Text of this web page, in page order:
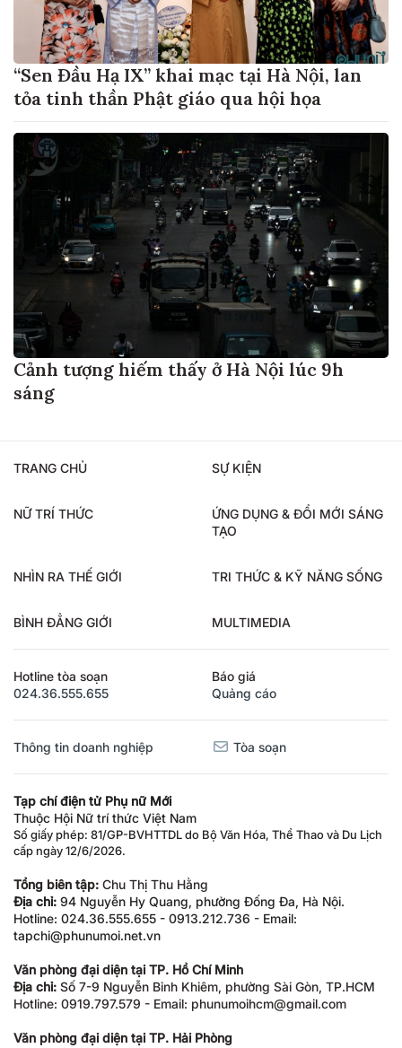
“Sen Đầu Hạ IX” khai mạc tại Hà Nội, lan
tỏa tinh thần Phật giáo qua hội họa
Cảnh tượng hiếm thấy ở Hà Nội lúc 9h
sáng
TRANG CHỦ SỰ KIỆN
NỮ TRÍ THỨC
ỨNG DỤNG & ĐỔI MỚI SÁNG
TẠO
NHÌN RA THẾ GIỚI TRI THỨC & KỸ NĂNG SỐNG
BÌNH ĐẲNG GIỚI MULTIMEDIA
Hotline tòa soạn
024.36.555.655
Báo giá
Quảng cáo
Thông tin doanh nghiệp Tòa soạn
Tạp chí điện tử Phụ nữ Mới
Thuộc Hội Nữ trí thức Việt Nam
Số giấy phép: 81/GP-BVHTTDL do Bộ Văn Hóa, Thể Thao và Du Lịch
cấp ngày 12/6/2026.
Tổng biên tập: Chu Thị Thu Hằng
Địa chỉ: 94 Nguyễn Hy Quang, phường Đống Đa, Hà Nội.
Hotline: 024.36.555.655 - 0913.212.736 - Email:
tapchi@phunumoi.net.vn
Văn phòng đại diện tại TP. Hồ Chí Minh
Địa chỉ: Số 7-9 Nguyễn Bỉnh Khiêm, phường Sài Gòn, TP.HCM
Hotline: 0919.797.579 - Email: phunumoihcm@gmail.com
Văn phòng đại diện tại TP. Hải Phòng